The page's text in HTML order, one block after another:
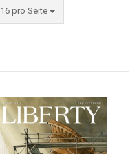
16 pro Seite